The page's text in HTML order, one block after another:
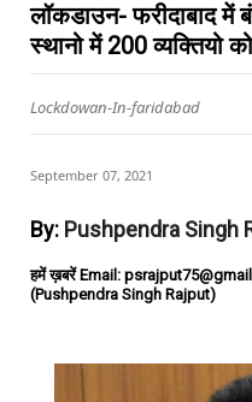
लॉकडाउन- फरीदाबाद
स्थानो में 200 व्यक्तियो
Lockdowan-In-faridabad
September 07, 2021
By: Pushpendra Singh
हमें ख़बरें Email:
(Pushpendra Singh Rajput)